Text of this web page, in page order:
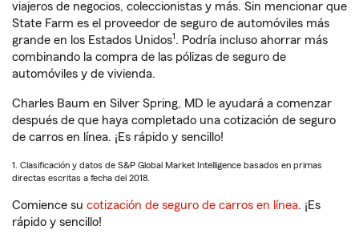
viajeros de negocios, coleccionistas y más. Sin mencionar que
State Farm es el proveedor de seguro de automóviles más
grande en los Estados Unidos1. Podría incluso ahorrar más
combinando la compra de las pólizas de seguro de
automóviles y de vivienda.
Charles Baum en Silver Spring, MD le ayudará a comenzar
después de que haya completado una cotización de seguro
de carros en línea. ¡Es rápido y sencillo!
1. Clasificación y datos de S&P Global Market Intelligence basados en primas
directas escritas a fecha del 2018.
Comience su cotización de seguro de carros en línea. ¡Es
rápido y sencillo!